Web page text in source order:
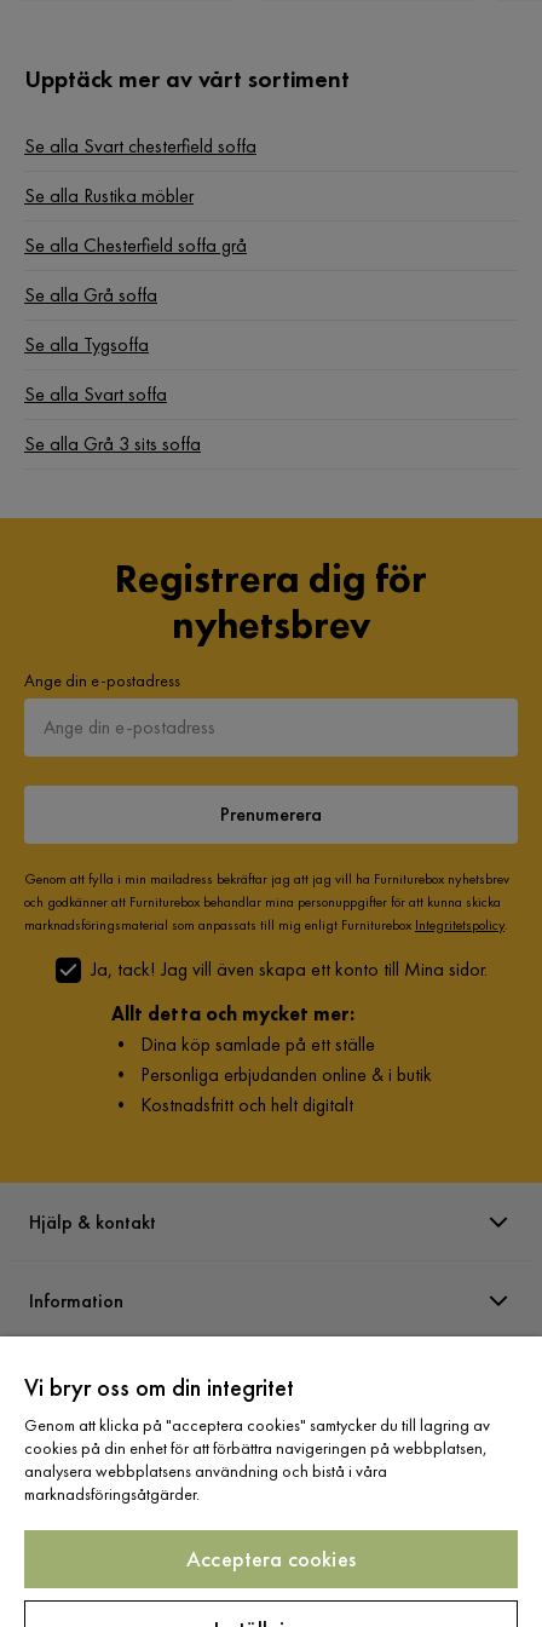
Amazing couch and amazing consumer support and delivery,
we planned it one moth ahead and everything went perfectly.
super soft one. Very happy with the purchase :)
4 år sedan
PP Pera P
Upptäck mer av vårt sortiment
Se alla Svart chesterfield soffa
Se alla Rustika möbler
Se alla Chesterfield soffa grå
Se alla Grå soffa
Se alla Tygsoffa
Se alla Svart soffa
Se alla Grå 3 sits soffa
Registrera dig för
nyhetsbrev
Ange din e-postadress
Prenumerera
Genom att fylla i min mailadress bekräftar jag att jag vill ha Furniturebox nyhetsbrev
och godkänner att Furniturebox behandlar mina personuppgifter för att kunna skicka
marknadsföringsmaterial som anpassats till mig enligt Furniturebox Integritetspolicy.
Ja, tack! Jag vill även skapa ett konto till Mina sidor.
Allt detta och mycket mer:
• Dina köp samlade på ett ställe
• Personliga erbjudanden online & i butik
• Kostnadsfritt och helt digitalt
Hjälp & kontakt
Information
Varumärken
Sortiment
Följ oss
Vi bryr oss om din integritet
Genom att klicka på "acceptera cookies" samtycker du till lagring av
cookies på din enhet för att förbättra navigeringen på webbplatsen,
analysera webbplatsens användning och bistå i våra
marknadsföringsåtgärder.
Acceptera cookies